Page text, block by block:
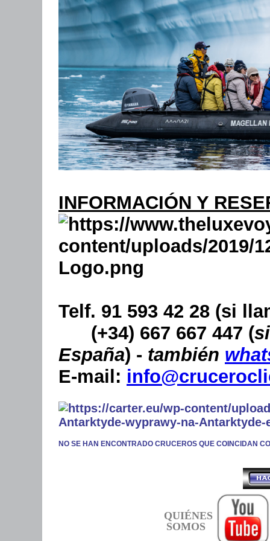
INFORMACIÓN Y
Telf. 91 593 42 28 (si
(+34) 667 667 447 (
España) - también
E-mail:
NO SE HAN ENCONTRADO CRUCEROS QUE COINCIDAN
QUIÉNES
SOMOS